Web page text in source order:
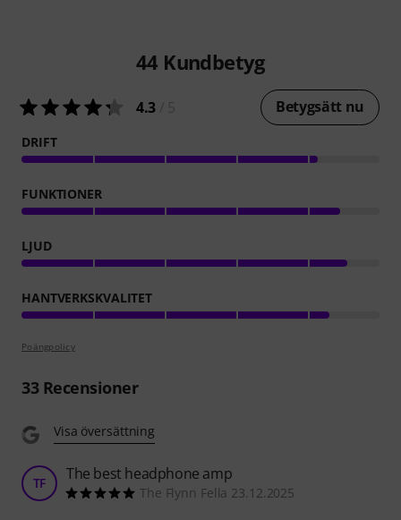
44 Kundbetyg
4.3 Betygsätt nu
DRIFT
FUNKTIONER
LJUD
HANTVERKSKVALITET
Poängpolicy
33Recensioner
Visa översättning
TF The best headphone amp
The Flynn Fella 23.12.2025